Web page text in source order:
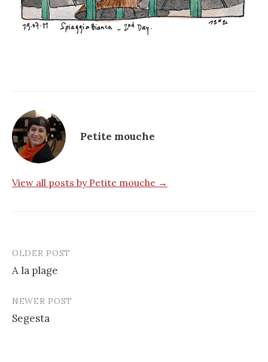
Petite mouche
View all posts by Petite mouche →
Post
navigation
OLDER POST
A la plage
NEWER POST
Segesta